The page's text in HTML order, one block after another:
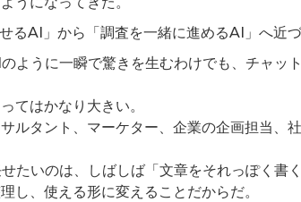
AI」から「調査を一緒に進めるAI」へ近づ
ように一瞬で驚きを生むわけでも、チャッ
てはかなり大きい。
ルタント、マーケター、企業の企画担当、
たいのは、しばしば「文章をそれっぽく書
し、使える形に変えることだからだ。